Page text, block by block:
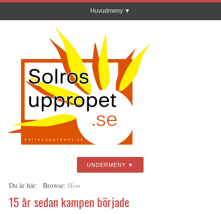
Huvudmeny
UNDERMENY
Du är här: Browse: Hem
15 år sedan kampen började